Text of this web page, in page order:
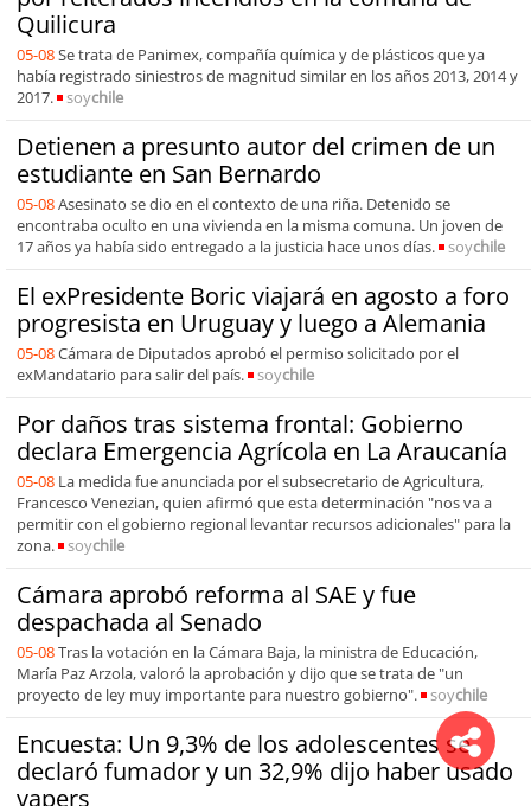
Quilicura
05-08Se trata de Panimex, compañía química y de plásticos que ya
había registrado siniestros de magnitud similar en los años 2013, 2014 y
2017.
soychile
Detienen a presunto autor del crimen de un
estudiante en San Bernardo
05-08Asesinato se dio en el contexto de una riña. Detenido se
encontraba oculto en una vivienda en la misma comuna. Un joven de
17 años ya había sido entregado a la justicia hace unos días.
soychile
El exPresidente Boric viajará en agosto a foro
progresista en Uruguay y luego a Alemania
05-08Cámara de Diputados aprobó el permiso solicitado por el
exMandatario para salir del país.
soychile
Por daños tras sistema frontal: Gobierno
declara Emergencia Agrícola en La Araucanía
05-08 La medida fue anunciada por el subsecretario de Agricultura,
Francesco Venezian, quien afirmó que esta determinación "nos va a
permitir con el gobierno regional levantar recursos adicionales" para la
zona.
soychile
Cámara aprobó reforma al SAE y fue
despachada al Senado
05-08Tras la votación en la Cámara Baja, la ministra de Educación,
María Paz Arzola, valoró la aprobación y dijo que se trata de "un
proyecto de ley muy importante para nuestro gobierno".
soychile
Encuesta: Un 9,3% de los adolescentes se
declaró fumador y un 32,9% dijo haber usado
vapers